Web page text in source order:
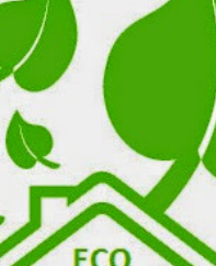
visto che è al 12,5%, ma di
troppo elevata per i
investire e
moltissime varietà di
varia in base agli interessi ,
rispettive quote di
I BFP sono riusciti in